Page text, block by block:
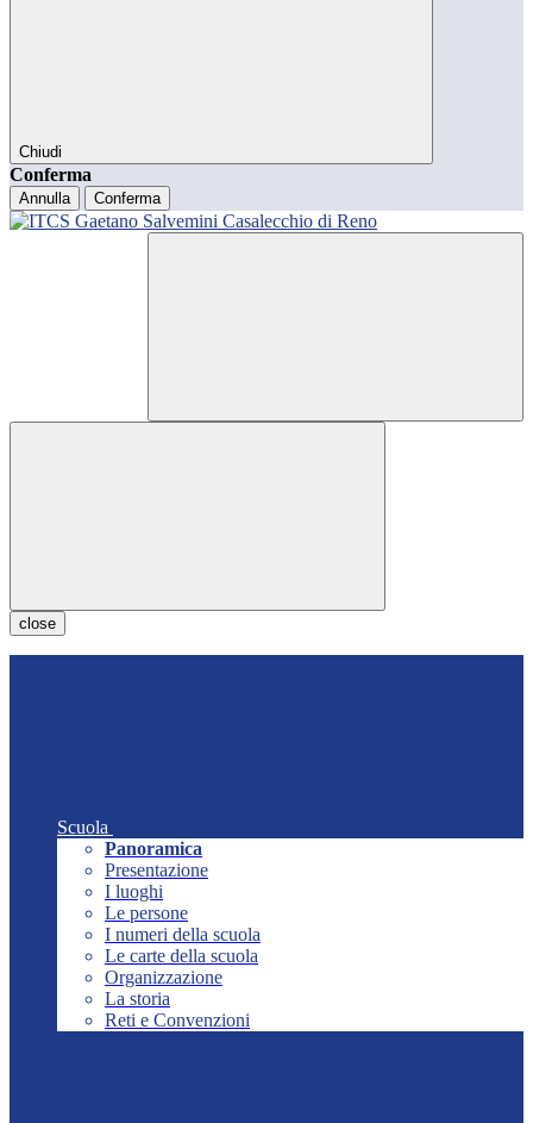
Chiudi
Conferma
Annulla Conferma
close
Scuola
Panoramica
Presentazione
I luoghi
Le persone
I numeri della scuola
Le carte della scuola
Organizzazione
La storia
Reti e Convenzioni